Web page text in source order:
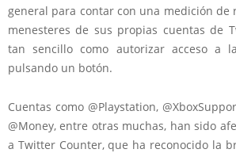
general para contar con una medición de
menesteres de sus propias cuentas de
tan sencillo como autorizar acceso a
pulsando un botón.
Cuentas como @Playstation,
@Money, entre otras muchas, han sido
a Twitter Counter, que ha reconocido la